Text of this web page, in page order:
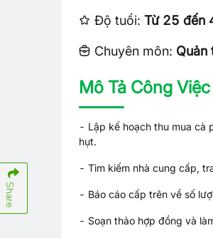
Độ tuổi: Từ 25 đến
Chuyên môn: Quản
Mô Tả Công Việc
- Lập kế hoạch thu mua cà
hụt.
- Tìm kiếm nhà cung cấp,
- Báo cáo cấp trên về số
- Soạn thảo hợp đồng và
Share